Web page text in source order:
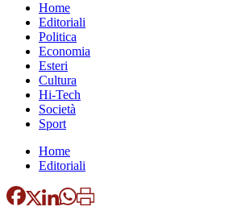
Home
Editoriali
Politica
Economia
Esteri
Cultura
Hi-Tech
Società
Sport
Home
Editoriali